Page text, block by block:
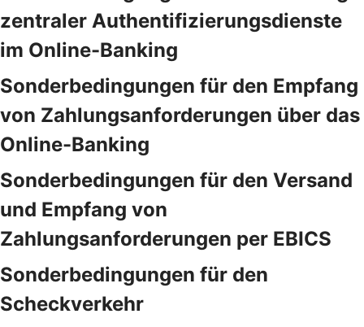
zentraler Authentifizierungsdienste
im Online-Banking
Sonderbedingungen für den Empfang
von Zahlungsanforderungen über das
Online-Banking
Sonderbedingungen für den Versand
und Empfang von
Zahlungsanforderungen per EBICS
Sonderbedingungen für den
Scheckverkehr